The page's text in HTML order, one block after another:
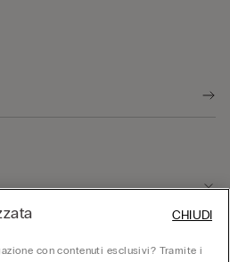
con contenuti esclusivi? Tramite i
CHIUDI